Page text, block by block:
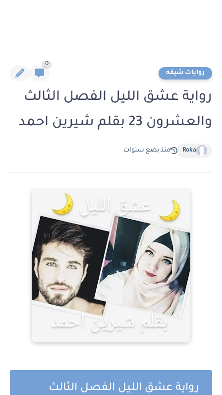
روايات شيقه
0
رواية عشق الليل الفصل الثالث
والعشرون 23 بقلم شيرين احمد
Roka منذ بضع سنوات
رواية عشق الليل الفصل الثالث